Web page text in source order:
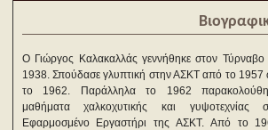
Ο Γιώργος Καλακαλλάς γεννήθηκε στον Τύρναβο
1938. Σπούδασε γλυπτική στην ΑΣΚΤ από το 1957
το 1962. Παράλληλα το 1962
μαθήματα χαλκοχυτικής και γυψοτεχνίας
Εφαρμοσμένο Εργαστήρι της ΑΣΚΤ. Από το